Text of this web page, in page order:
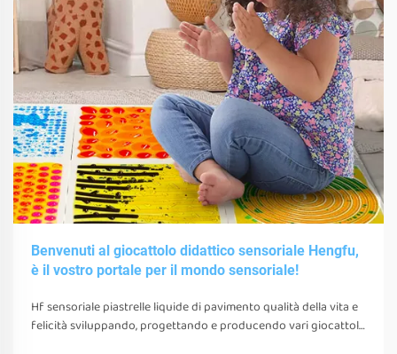
Benvenuti al giocattolo didattico sensoriale Hengfu,
è il vostro portale per il mondo sensoriale!
Hf sensoriale piastrelle liquide di pavimento qualità della vita e
felicità sviluppando, progettando e producendo vari giocattoli